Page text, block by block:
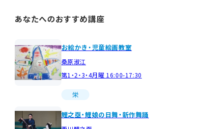
あなたへのおすすめ講座
お絵かき・児童絵画教室
桑原淑江
第1・2・3・4月曜 16:00-17:30
栄
鯉之亟・鯉娘の日舞・新作舞踊